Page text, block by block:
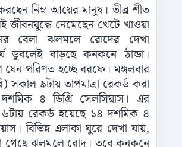
নিম্ন আয়ের মানুষ। তীব্র শীত
জীবনযুদ্ধে নেমেছেন খেটে খাওয়া
বেলা ঝলমলে রোদের দেখা
ডুবলেই বাড়ছে কনকনে ঠান্ডা।
যেন পরিণত হচ্ছে বরফে। মঙ্গলবার
সকাল ৯টায় তাপমাত্রা রেকর্ড করা
৪ ডিগ্রি সেলসিয়াস। এর
রেকর্ড হয়েছে ১৪ দশমিক ৪
বিভিন্ন এলাকা ঘুরে দেখা যায়,